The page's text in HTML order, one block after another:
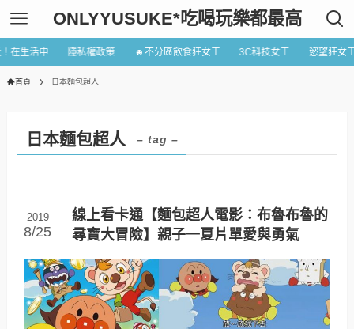
ONLYYUSUKE*吃喝玩樂都最高
在生活中 隱私權政策 ☻不分區飲食狂女王 3C科技女王 慾望狂女
首頁 日本麵包超人
日本麵包超人 – tag –
線上看卡通【麵包超人電影：布魯布魯的
尋寶大冒險】親子一夏片單愛與勇氣
2019
8/25